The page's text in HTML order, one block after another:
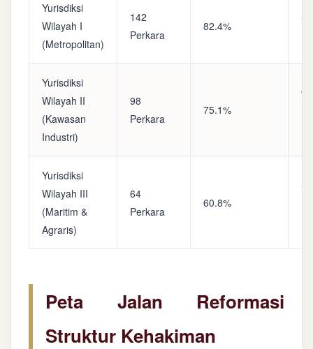
Yurisdiksi
Wilayah I
(Metropolitan)
142
Perkara
82.4%
Yurisdiksi
Wilayah II
(Kawasan
Industri)
98
Perkara
75.1%
Yurisdiksi
Wilayah III
(Maritim &
Agraris)
64
Perkara
60.8%
Peta Jalan Reformasi
Struktur Kehakiman